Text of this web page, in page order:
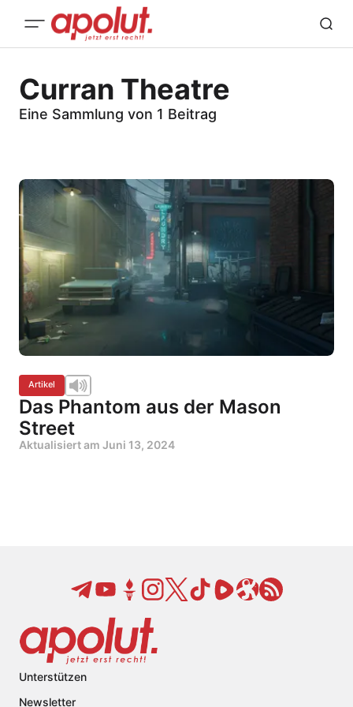
Curran Theatre
Eine Sammlung von 1 Beitrag
Artikel
Das Phantom aus der Mason
Street
Aktualisiert am Juni 13, 2024
Unterstützen
Newsletter